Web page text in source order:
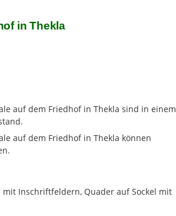
in Thekla
auf dem Friedhof in Thekla sind in einem
auf dem Friedhof in Thekla können
mit Inschriftfeldern, Quader auf Sockel mit